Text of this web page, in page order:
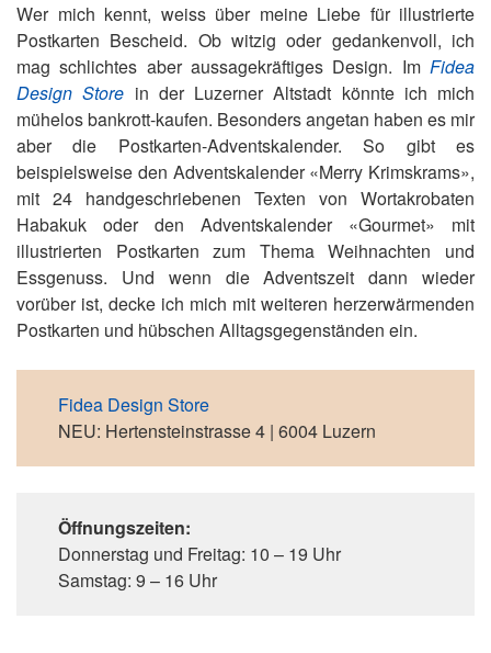
Wer mich kennt, weiss über meine Liebe für illustrierte
Postkarten Bescheid. Ob witzig oder gedankenvoll, ich
mag schlichtes aber aussagekräftiges Design. Im Fidea
Design Store in der Luzerner Altstadt könnte ich mich
mühelos bankrott-kaufen. Besonders angetan haben es mir
aber die Postkarten-Adventskalender. So gibt es
beispielsweise den Adventskalender «Merry Krimskrams»,
mit 24 handgeschriebenen Texten von Wortakrobaten
Habakuk oder den Adventskalender «Gourmet» mit
illustrierten Postkarten zum Thema Weihnachten und
Essgenuss. Und wenn die Adventszeit dann wieder
vorüber ist, decke ich mich mit weiteren herzerwärmenden
Postkarten und hübschen Alltagsgegenständen ein.
Fidea Design Store
NEU: Hertensteinstrasse 4 | 6004 Luzern
Öffnungszeiten:
Donnerstag und Freitag: 10 – 19 Uhr
Samstag: 9 – 16 Uhr